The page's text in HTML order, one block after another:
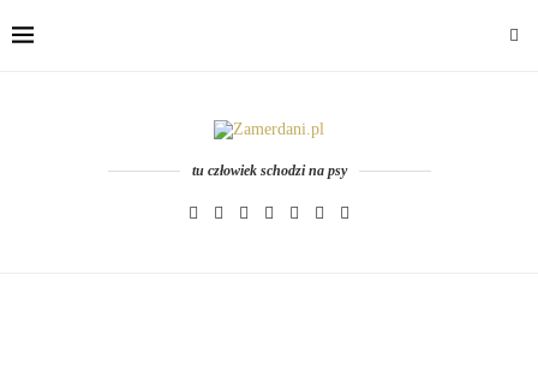
tu człowiek schodzi na psy